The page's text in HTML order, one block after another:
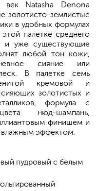
век Natasha Denona
золотисто-землистые
в удобных формулах
палетке среднего
и уже существующие
любой тон кожи,
сияние или
В палетке семь
кремовой и
сияющих золотистых и
формула с
нюд-шампань,
финишем и
эффектом.
пудровый с белым